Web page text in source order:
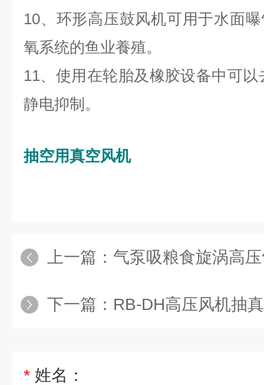
10、环形高压鼓风机可用于水面
氧系统的鱼业養殖。
11、使用在轮胎及橡胶设备中可
静电抑制。
抽空用真空风机
上一篇： 气泵吸粮食旋涡高
下一篇： RB-DH高压风机抽
* 姓名：